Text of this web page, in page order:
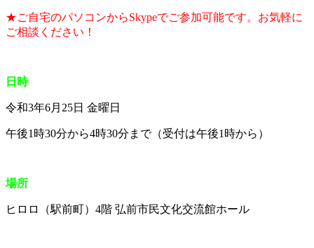
★ご自宅のパソコンからSkypeでご参加可能です。お気軽に
ご相談ください！
日時
令和3年6月25日 金曜日
午後1時30分から4時30分まで（受付は午後1時から）
場所
ヒロロ（駅前町）4階 弘前市民文化交流館ホール